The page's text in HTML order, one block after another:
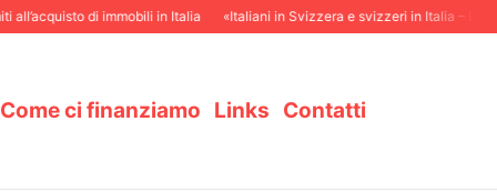
di immobili in Italia «Italiani in Svizzera e svizzeri in Italia – La
Come ci finanziamo Links Contatti